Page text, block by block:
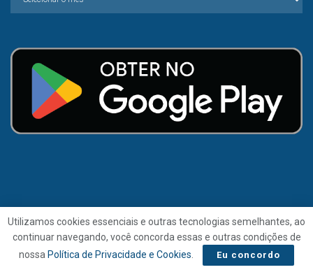
Utilizamos cookies essenciais e outras tecnologias semelhantes, ao
continuar navegando, você concorda essas e outras condições de
nossa Política de Privacidade e Cookies Eu concordo